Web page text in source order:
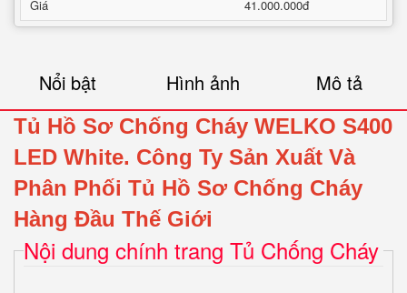
Giá
41.000.000đ
Nổi bật Hình ảnh Mô tả
Tủ Hồ Sơ Chống Cháy WELKO S400
LED White. Công Ty Sản Xuất Và
Phân Phối Tủ Hồ Sơ Chống Cháy
Hàng Đầu Thế Giới
Nội dung chính trang Tủ Chống Cháy